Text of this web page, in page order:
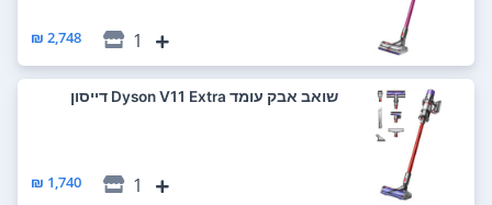
1
2,748 ₪
‏שואב אבק עומד Dyson V11 Extra דייסון
1
1,740 ₪